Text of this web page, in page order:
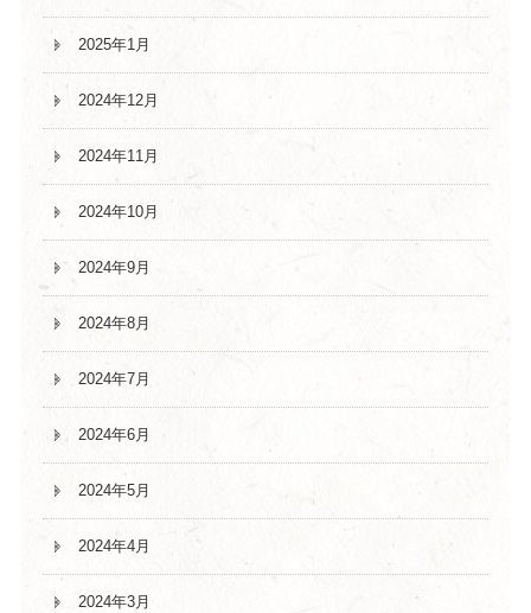
2025年1月
2024年12月
2024年11月
2024年10月
2024年9月
2024年8月
2024年7月
2024年6月
2024年5月
2024年4月
2024年3月